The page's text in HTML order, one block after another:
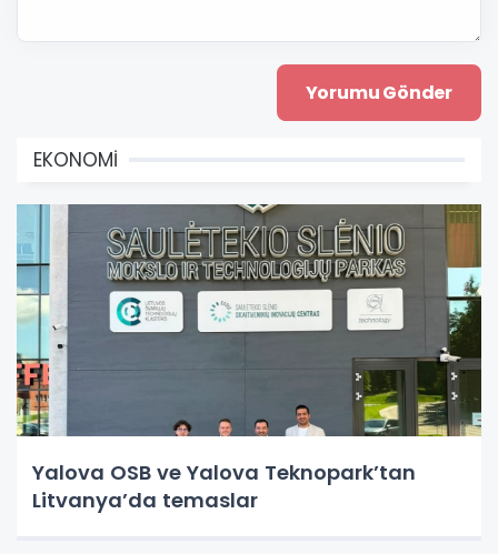
EKONOMİ
Yalova OSB ve Yalova Teknopark’tan
Litvanya’da temaslar